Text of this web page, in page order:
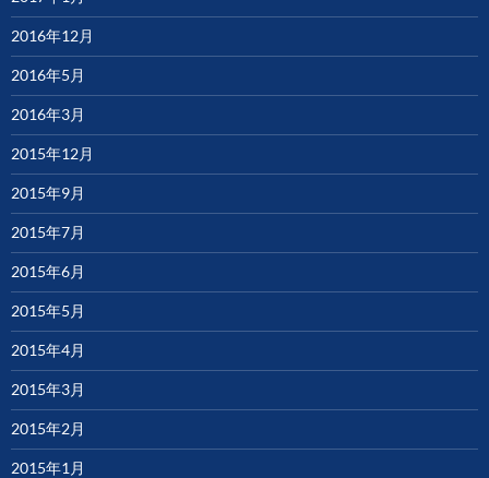
2016年12月
2016年5月
2016年3月
2015年12月
2015年9月
2015年7月
2015年6月
2015年5月
2015年4月
2015年3月
2015年2月
2015年1月